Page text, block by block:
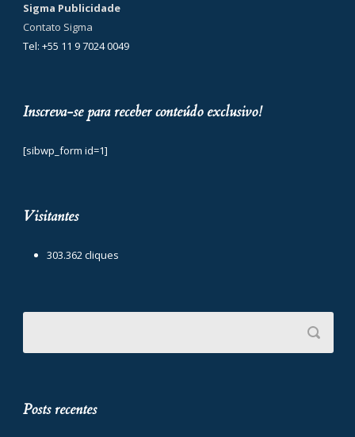
Sigma Publicidade
Contato Sigma
Tel: +55 11 9 7024 0049
Inscreva-se para receber conteúdo exclusivo!
[sibwp_form id=1]
Visitantes
303.362 cliques
Posts recentes